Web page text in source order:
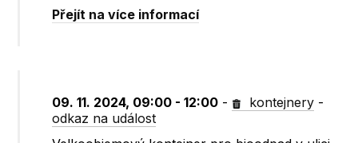
Přejít na více informací
09. 11. 2024, 09:00 - 12:00 - kontejnery -
odkaz na událost